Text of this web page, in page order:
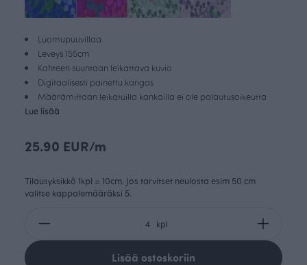
Luomupuuvillaa
Leveys 155cm
Kahteen suuntaan leikattava kuvio
Digitaalisesti painettu kangas
Määrämittaan leikatuilla kankailla ei ole palautusoikeutta
Lue lisää
25.90 EUR/m
Tilausyksikkö 1kpl = 10cm. Jos tarvitset neulosta esim 50 cm
valitse kappalemääräksi 5.
kpl
Lisää ostoskoriin